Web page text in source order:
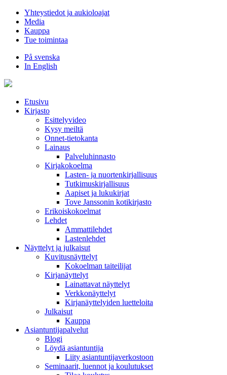
Hyppää
sisältöön
Yhteystiedot ja aukioloajat
Media
Kauppa
Tue toimintaa
På svenska
In English
Etusivu
Kirjasto
Esittelyvideo
Kysy meiltä
Onnet-tietokanta
Lainaus
Palveluhinnasto
Kirjakokoelma
Lasten- ja nuortenkirjallisuus
Tutkimuskirjallisuus
Aapiset ja lukukirjat
Tove Janssonin kotikirjasto
Erikoiskokoelmat
Lehdet
Ammattilehdet
Lastenlehdet
Näyttelyt ja julkaisut
Kuvitusnäyttelyt
Kokoelman taiteilijat
Kirjanäyttelyt
Lainattavat näyttelyt
Verkkonäyttelyt
Kirjanäyttelyiden luetteloita
Julkaisut
Kauppa
Asiantuntija­palvelut
Blogi
Löydä asiantuntija
Liity asiantuntijaverkostoon
Seminaarit, luennot ja koulutukset